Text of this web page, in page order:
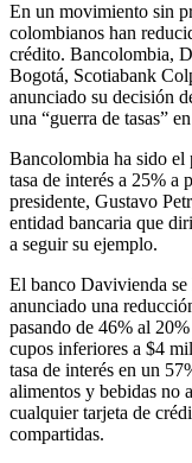
En un movimiento sin
colombianos han
crédito. Bancolombia,
Bogotá, Scotiabank
anunciado su decisión
una “guerra de tasas”
Bancolombia ha sido el
tasa de interés a 25% a
presidente, Gustavo
entidad bancaria que
a seguir su ejemplo.
El banco Davivienda se
anunciado una
pasando de 46% al
cupos inferiores a $4
tasa de interés en un
alimentos y bebidas no
cualquier tarjeta de
compartidas.